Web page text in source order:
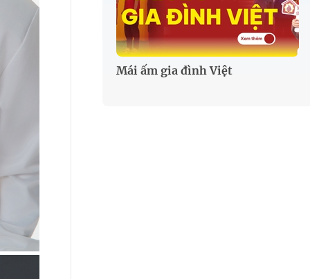
Mái ấm gia đình Việt